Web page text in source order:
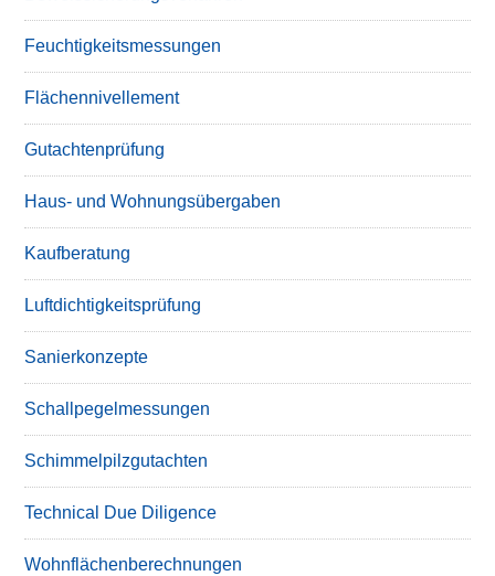
Feuchtigkeitsmessungen
Flächennivellement
Gutachtenprüfung
Haus- und Wohnungsübergaben
Kaufberatung
Luftdichtigkeitsprüfung
Sanierkonzepte
Schallpegelmessungen
Schimmelpilzgutachten
Technical Due Diligence
Wohnflächenberechnungen